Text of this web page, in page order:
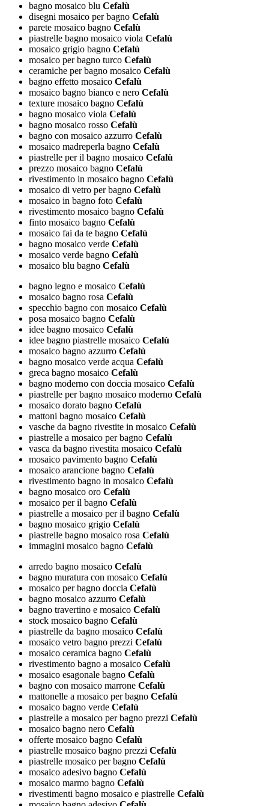
bagno mosaico blu Cefalù
disegni mosaico per bagno Cefalù
parete mosaico bagno Cefalù
piastrelle bagno mosaico viola Cefalù
mosaico grigio bagno Cefalù
mosaico per bagno turco Cefalù
ceramiche per bagno mosaico Cefalù
bagno effetto mosaico Cefalù
mosaico bagno bianco e nero Cefalù
texture mosaico bagno Cefalù
bagno mosaico viola Cefalù
bagno mosaico rosso Cefalù
bagno con mosaico azzurro Cefalù
mosaico madreperla bagno Cefalù
piastrelle per il bagno mosaico Cefalù
prezzo mosaico bagno Cefalù
rivestimento in mosaico bagno Cefalù
mosaico di vetro per bagno Cefalù
mosaico in bagno foto Cefalù
rivestimento mosaico bagno Cefalù
finto mosaico bagno Cefalù
mosaico fai da te bagno Cefalù
bagno mosaico verde Cefalù
mosaico verde bagno Cefalù
mosaico blu bagno Cefalù
bagno legno e mosaico Cefalù
mosaico bagno rosa Cefalù
specchio bagno con mosaico Cefalù
posa mosaico bagno Cefalù
idee bagno mosaico Cefalù
idee bagno piastrelle mosaico Cefalù
mosaico bagno azzurro Cefalù
bagno mosaico verde acqua Cefalù
greca bagno mosaico Cefalù
bagno moderno con doccia mosaico Cefalù
piastrelle per bagno mosaico moderno Cefalù
mosaico dorato bagno Cefalù
mattoni bagno mosaico Cefalù
vasche da bagno rivestite in mosaico Cefalù
piastrelle a mosaico per bagno Cefalù
vasca da bagno rivestita mosaico Cefalù
mosaico pavimento bagno Cefalù
mosaico arancione bagno Cefalù
rivestimento bagno in mosaico Cefalù
bagno mosaico oro Cefalù
mosaico per il bagno Cefalù
piastrelle a mosaico per il bagno Cefalù
bagno mosaico grigio Cefalù
piastrelle bagno mosaico rosa Cefalù
immagini mosaico bagno Cefalù
arredo bagno mosaico Cefalù
bagno muratura con mosaico Cefalù
mosaico per bagno doccia Cefalù
bagno mosaico azzurro Cefalù
bagno travertino e mosaico Cefalù
stock mosaico bagno Cefalù
piastrelle da bagno mosaico Cefalù
mosaico vetro bagno prezzi Cefalù
mosaico ceramica bagno Cefalù
rivestimento bagno a mosaico Cefalù
mosaico esagonale bagno Cefalù
bagno con mosaico marrone Cefalù
mattonelle a mosaico per bagno Cefalù
mosaico bagno verde Cefalù
piastrelle a mosaico per bagno prezzi Cefalù
mosaico bagno nero Cefalù
offerte mosaico bagno Cefalù
piastrelle mosaico bagno prezzi Cefalù
piastrelle mosaico per bagno Cefalù
mosaico adesivo bagno Cefalù
mosaico marmo bagno Cefalù
rivestimenti bagno mosaico e piastrelle Cefalù